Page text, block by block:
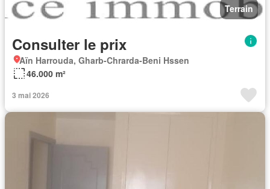
Terrain
Consulter le prix
Aïn Harrouda, Gharb-Chrarda-Beni Hssen
46.000 m²
3 mai 2026